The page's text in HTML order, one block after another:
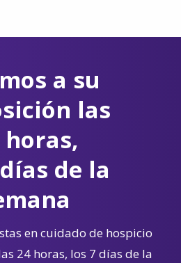
a su
las
horas,
de la
en cuidado de hospicio
24 horas, los 7 días de la